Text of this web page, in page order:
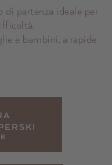
di partenza ideale per
e bambini, a rapide